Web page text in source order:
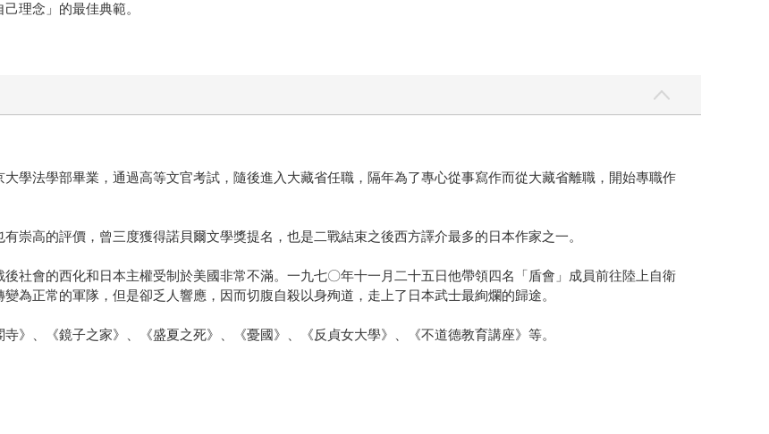
理念」的最佳典範。
學法學部畢業，通過高等文官考試，隨後進入大藏省任職，隔年為了專心從事寫作而從大藏省離職，開始專職作
崇高的評價，曾三度獲得諾貝爾文學獎提名，也是二戰結束之後西方譯介最多的日本作家之一。
社會的西化和日本主權受制於美國非常不滿。一九七〇年十一月二十五日他帶領四名「盾會」成員前往陸上自衛
為正常的軍隊，但是卻乏人響應，因而切腹自殺以身殉道，走上了日本武士最絢爛的歸途。
》、《鏡子之家》、《盛夏之死》、《憂國》、《反貞女大學》、《不道德教育講座》等。